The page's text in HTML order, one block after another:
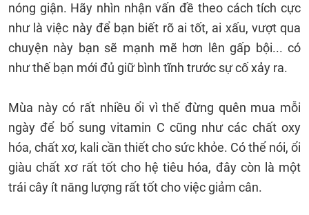
nóng giận. Hãy nhìn nhận vấn đề theo cách tích cực
như là việc này để bạn biết rõ ai tốt, ai xấu, vượt qua
chuyện này bạn sẽ mạnh mẽ hơn lên gấp bội... có
như thế bạn mới đủ giữ bình tĩnh trước sự cố xảy ra.
Mùa này có rất nhiều ổi vì thế đừng quên mua mỗi
ngày để bổ sung vitamin C cũng như các chất oxy
hóa, chất xơ, kali cần thiết cho sức khỏe. Có thể nói, ổi
giàu chất xơ rất tốt cho hệ tiêu hóa, đây còn là một
trái cây ít năng lượng rất tốt cho việc giảm cân.